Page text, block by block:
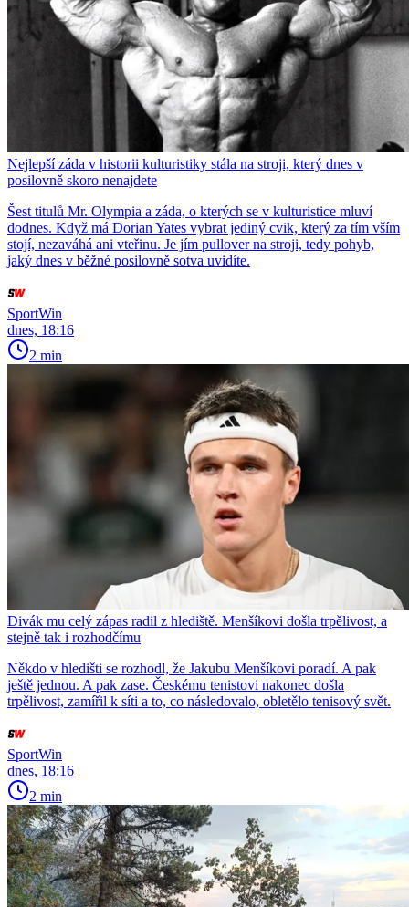
Nejlepší záda v historii kulturistiky stála na stroji, který dnes v
posilovně skoro nenajdete
Šest titulů Mr. Olympia a záda, o kterých se v kulturistice mluví
dodnes. Když má Dorian Yates vybrat jediný cvik, který za tím vším
stojí, nezaváhá ani vteřinu. Je jím pullover na stroji, tedy pohyb,
jaký dnes v běžné posilovně sotva uvidíte.
SportWin
dnes, 18:16
2 min
Divák mu celý zápas radil z hlediště. Menšíkovi došla trpělivost, a
stejně tak i rozhodčímu
Někdo v hledišti se rozhodl, že Jakubu Menšíkovi poradí. A pak
ještě jednou. A pak zase. Českému tenistovi nakonec došla
trpělivost, zamířil k síti a to, co následovalo, obletělo tenisový svět.
SportWin
dnes, 18:16
2 min